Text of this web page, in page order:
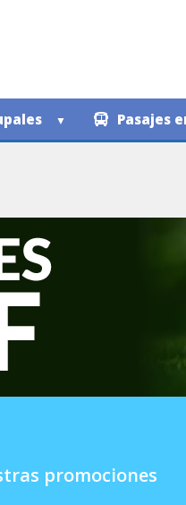
Pasajes
promociones